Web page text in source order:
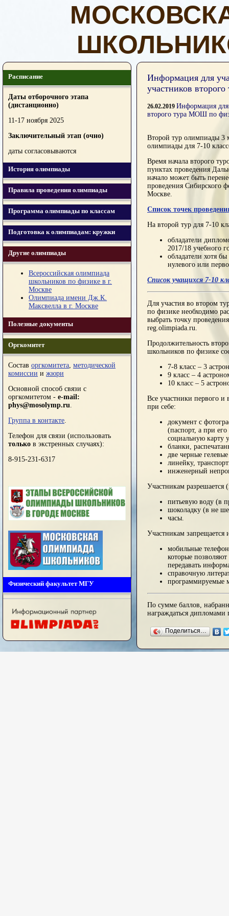
Расписание
Даты отборочного этапа
(дистанционно)
11-17 ноября 2025
Заключительный этап (очно)
даты согласовываются
История олимпиады
Правила проведения олимпиады
Программа олимпиады по классам
Подготовка к олимпиадам: кружки
Другие олимпиады
Всероссийская олимпиада
школьников по физике в г.
Москве
Олимпиада имени Дж.К.
Максвелла в г. Москве
Полезные документы
Оргкомитет
Состав оргкомитета, методической
комиссии и жюри
Основной способ связи с
оргкомитетом - e-mail:
phys@mosolymp.ru.
Группа в контакте.
Телефон для связи (использовать
только в экстренных случаях):
8-915-231-6317
Физический факультет МГУ
Информация для
участников
26.02.2019 Информация для
второго тура МОШ по
Второй тур олимпиады 3
олимпиады для 7-10
Время начала второго
пунктах проведения
начало может быть
проведения Сибирского
Москве.
Список точек
На второй тур для 7-10
обладатели
2017/18 учебного
обладатели хотя
нулевого или
Список учащихся 7-10
Для участия во втором
по физике необходимо
выбрать точку
reg.olimpiada.ru.
Продолжительность
школьников по физике
7-8 класс – 3
9 класс – 4
10 класс – 5
Все участники первого
при себе:
документ с
(паспорт, а при его
социальную карту
бланки,
две черные
линейку,
инженерный
Участникам разрешается
питьевую воду (в
шоколадку (в не
часы.
Участникам запрещается
мобильные
которые
передавать
справочную
программируемые
По сумме баллов,
награждаться дипломами
Поделиться…